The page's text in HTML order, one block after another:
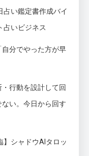
占い鑑定書作成バイ
占いビジネス
分でやった方が早
行動を設計して回
い。今日から回す
】シャドウAIタロッ